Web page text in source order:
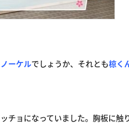
ーケルでしょうか、それとも椋く
チョになっていました。胸板に触